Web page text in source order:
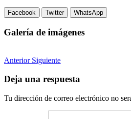
Facebook Twitter WhatsApp
Galería de imágenes
Anterior Siguiente
Deja una respuesta
Tu dirección de correo electrónico no